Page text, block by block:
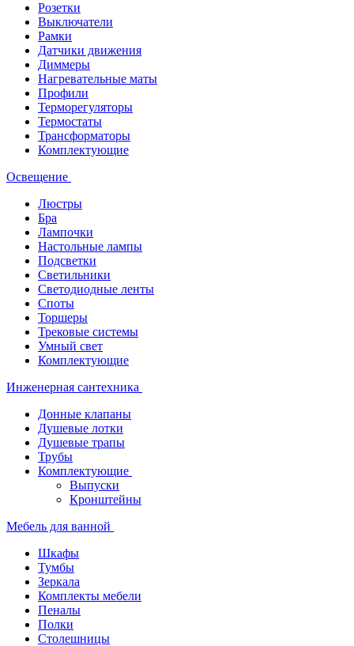
Розетки
Выключатели
Рамки
Датчики движения
Диммеры
Нагревательные маты
Профили
Терморегуляторы
Термостаты
Трансформаторы
Комплектующие
Освещение
Люстры
Бра
Лампочки
Настольные лампы
Подсветки
Светильники
Светодиодные ленты
Споты
Торшеры
Трековые системы
Умный свет
Комплектующие
Инженерная сантехника
Донные клапаны
Душевые лотки
Душевые трапы
Трубы
Комплектующие
Выпуски
Кронштейны
Мебель для ванной
Шкафы
Тумбы
Зеркала
Комплекты мебели
Пеналы
Полки
Столешницы